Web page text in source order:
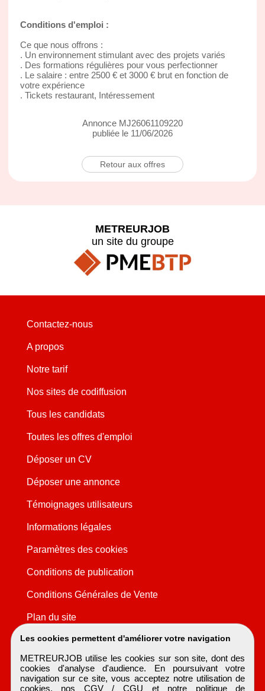
Conditions d'emploi :
Ce que nous offrons :
. Un environnement stimulant avec des projets variés
. Des formations régulières pour vous perfectionner
. Le salaire : entre 2500 € et 3000 € brut en fonction de
votre expérience
. Tickets restaurant, Intéressement
Annonce MJ26061109220
publiée le 11/06/2026
Retour aux offres
Les cookies permettent d'améliorer votre navigation
METREURJOB utilise les cookies sur son site, dont des
cookies d'analyse d'audience. En poursuivant votre
navigation sur ce site, vous acceptez notre utilisation de
cookies, nos CGV / CGU et notre politique de
METREURJOB
un site du groupe
Contactez-nous
A propos
Notre tarif
Nos sites de codiffusion
Tous les candidats
Toutes les offres d'emploi
Déposer un CV
Déposer une annonce
Témoignages utilisateurs
Informations légales
Paramètres des cookies
Conditions de publication
Conditions Générales de Vente
Plan du site